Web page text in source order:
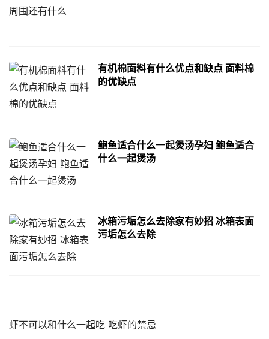
有机棉面料有什么优点和缺点 面料棉
的优缺点
鲍鱼适合什么一起煲汤孕妇 鲍鱼适合
什么一起煲汤
冰箱污垢怎么去除家有妙招 冰箱表面
污垢怎么去除
虾不可以和什么一起吃 吃虾的禁忌